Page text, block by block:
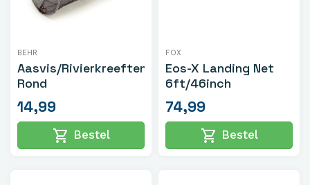
BEHR
Aasvis/Rivierkreeftenfuik
Rond
14,99
shopping_cart Bestel
FOX
Eos-X Landing Net
6ft/46inch
74,99
shopping_cart Bestel